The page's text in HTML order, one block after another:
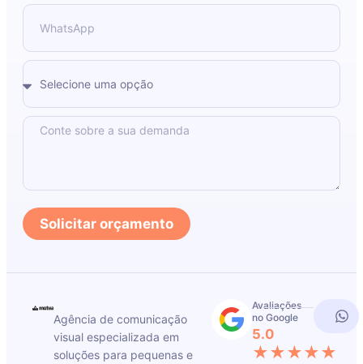
Solicitar orçamento
Agência de comunicação
visual especializada em
soluções para pequenas e
Avaliações
no Google
5.0
★★★★★